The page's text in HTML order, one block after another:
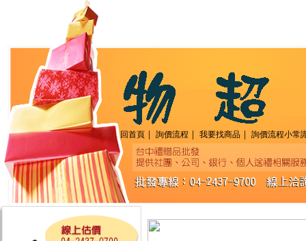
回首頁 ｜ 詢價流程 ｜ 我要找商品 ｜ 詢價流程小常